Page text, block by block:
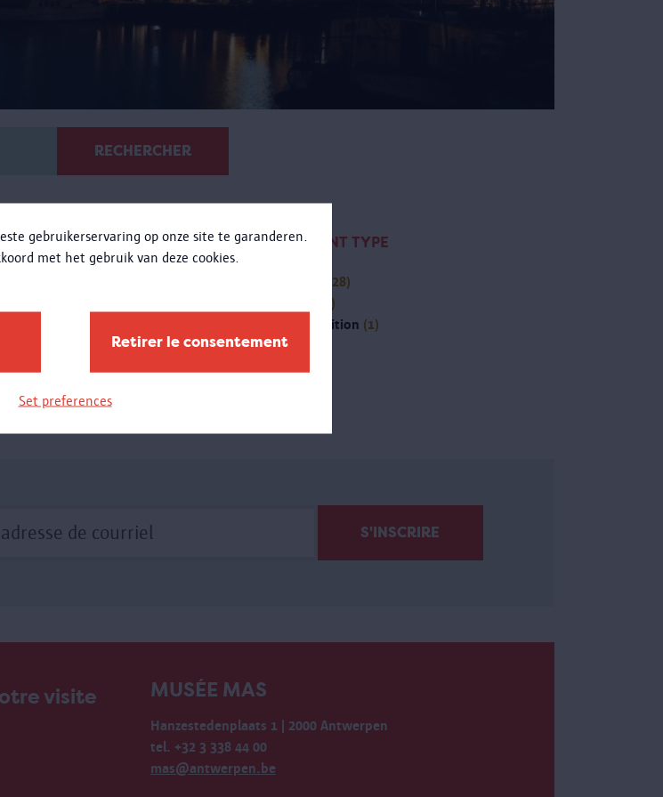
gebruikerservaring op onze site te garanderen.
met het gebruik van deze cookies.
Retirer le consentement
Set preferences
RECHERCHER
CONTENT TYPE
(28)
(15)
exposition (1)
au MAS
visite MUSÉE MAS
Hanzestedenplaats 1 | 2000 Antwerpen
tel. +32 3 338 44 00
mas@antwerpen.be